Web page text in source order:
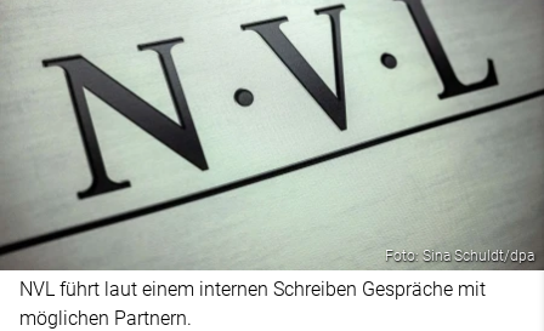
Foto: Sina Schuldt/dpa
NVL führt laut einem internen Schreiben Gespräche mit
möglichen Partnern.